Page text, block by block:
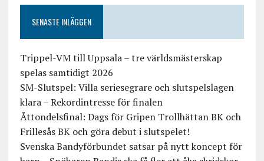
SENASTE INLÄGGEN
Trippel-VM till Uppsala – tre världsmästerskap
spelas samtidigt 2026
SM-Slutspel: Villa seriesegrare och slutspelslagen
klara – Rekordintresse för finalen
Åttondelsfinal: Dags för Gripen Trollhättan BK och
Frillesås BK och göra debut i slutspelet!
Svenska Bandyförbundet satsar på nytt koncept för